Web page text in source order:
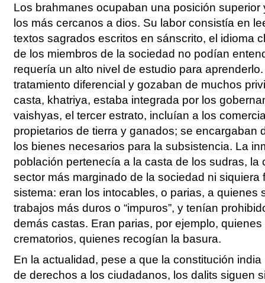
Los brahmanes ocupaban una posición superior
los más cercanos a dios. Su labor consistía en
textos sagrados escritos en sánscrito, el idioma
de los miembros de la sociedad no podían
requería un alto nivel de estudio para
tratamiento diferencial y gozaban de muchos
casta, khatriya, estaba integrada por los
vaishyas, el tercer estrato, incluían a los
propietarios de tierra y ganados; se encargaban
los bienes necesarios para la subsistencia. La
población pertenecía a la casta de los sudras, la
sector más marginado de la sociedad ni siquiera
sistema: eran los intocables, o parias, a quienes
trabajos más duros o “impuros”, y tenían
demás castas. Eran parias, por ejemplo,
crematorios, quienes recogían la basura.
En la actualidad, pese a que la constitución
de derechos a los ciudadanos, los dalits siguen